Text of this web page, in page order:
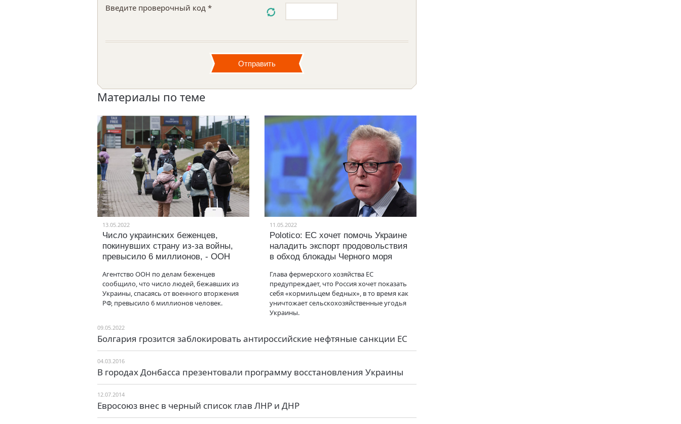
Введите проверочный код *
Материалы по теме
13.05.2022
Число украинских беженцев,
покинувших страну из-за войны,
превысило 6 миллионов, - ООН
Агентство ООН по делам беженцев
сообщило, что число людей, бежавших из
Украины, спасаясь от военного вторжения
РФ, превысило 6 миллионов человек.
11.05.2022
Polotico: ЕС хочет помочь Украине
наладить экспорт продовольствия
в обход блокады Черного моря
Глава фермерского хозяйства ЕС
предупреждает, что Россия хочет показать
себя «кормильцем бедных», в то время как
уничтожает сельскохозяйственные угодья
Украины.
09.05.2022
Болгария грозится заблокировать антироссийские нефтяные санкции ЕС
04.03.2016
В городах Донбасса презентовали программу восстановления Украины
12.07.2014
Евросоюз внес в черный список глав ЛНР и ДНР